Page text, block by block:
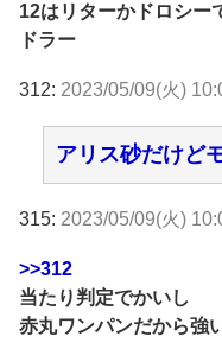
12はリターかドロシー
ドラー
312: 2023/05/09(火)
アリス砂だけど
315: 2023/05/09(火)
>>312
当たり判定でかいし
赤丸ワンパンだから強